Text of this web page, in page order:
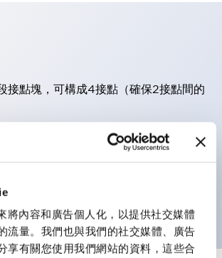
將內容和廣告個人化，以提供社交媒體
流量。我們也與我們的社交媒體、廣告
享有關您使用我們網站的資料，這些合
接點塊，可構成4接點（確保2接點間的
（※11段接點塊）、59.9mm（※22段
省空間設計。